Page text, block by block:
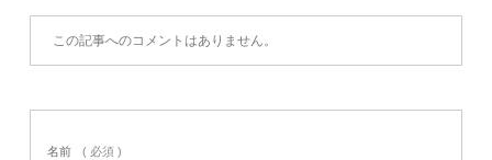
この記事へのコメントはありません。
名前 ( 必須 )